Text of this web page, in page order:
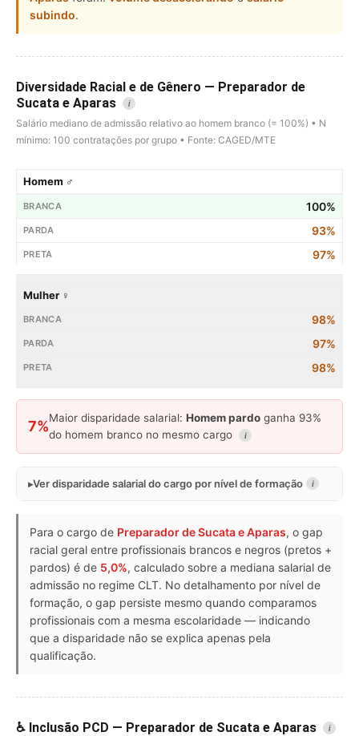
subindo.
Diversidade Racial e de Gênero — Preparador de
Sucata e Aparas
i
Salário mediano de admissão relativo ao homem branco (= 100%) • N
mínimo: 100 contratações por grupo • Fonte: CAGED/MTE
Homem ♂
100%
93%
97%
Mulher ♀
98%
97%
98%
7%
Maior disparidade salarial: Homem pardo ganha 93%
do homem branco no mesmo cargo
i
Ver disparidade salarial do cargo por nível de formação i
Para o cargo de Preparador de Sucata e Aparas, o gap
racial geral entre profissionais brancos e negros (pretos +
pardos) é de 5,0%, calculado sobre a mediana salarial de
admissão no regime CLT. No detalhamento por nível de
formação, o gap persiste mesmo quando comparamos
profissionais com a mesma escolaridade — indicando
que a disparidade não se explica apenas pela
qualificação.
♿ Inclusão PCD — Preparador de Sucata e Aparas i